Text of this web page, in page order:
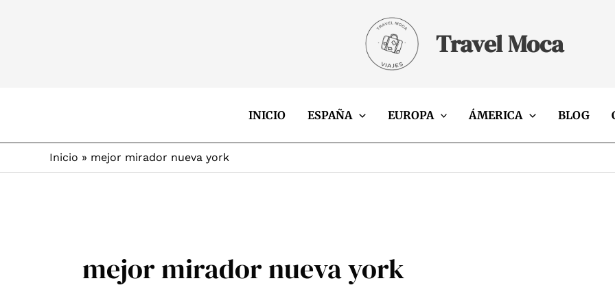
Travel Moca
INICIO ESPAÑA EUROPA ÁMERICA BLOG
Inicio mejor mirador nueva york
mejor mirador nueva york